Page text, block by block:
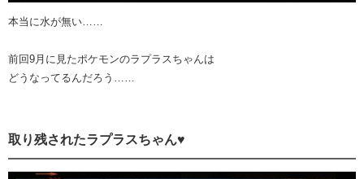
本当に水が無い……
前回9月に見たポケモンのラプラスちゃんは
どうなってるんだろう……
取り残されたラプラスちゃん♥